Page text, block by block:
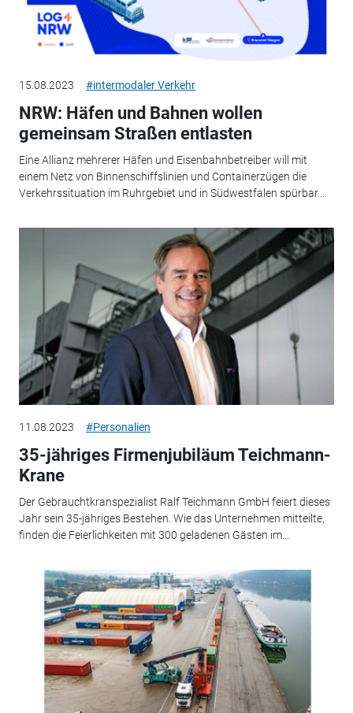
15.08.2023 #intermodaler Verkehr
NRW: Häfen und Bahnen wollen
gemeinsam Straßen entlasten
Eine Allianz mehrerer Häfen und Eisenbahnbetreiber will mit
einem Netz von Binnenschiffslinien und Containerzügen die
Verkehrssituation im Ruhrgebiet und in Südwestfalen spürbar...
11.08.2023 #Personalien
35-jähriges Firmenjubiläum Teichmann-
Krane
Der Gebrauchtkranspezialist Ralf Teichmann GmbH feiert dieses
Jahr sein 35-jähriges Bestehen. Wie das Unternehmen mitteilte,
finden die Feierlichkeiten mit 300 geladenen Gästen im...